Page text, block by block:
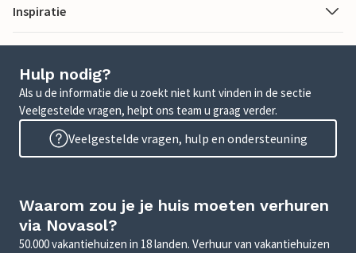
Inspiratie
Hulp nodig?
Als u de informatie die u zoekt niet kunt vinden in de sectie
Veelgestelde vragen, helpt ons team u graag verder.
Veelgestelde vragen, hulp en ondersteuning
Waarom zou je je huis moeten verhuren
via Novasol?
50.000 vakantiehuizen in 18 landen. Verhuur van vakantiehuizen